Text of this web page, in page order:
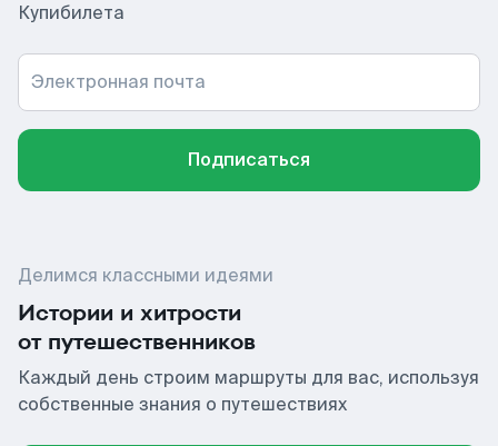
Купибилета
Электронная почта
Подписаться
Делимся классными идеями
Истории и хитрости
от путешественников
Каждый день строим маршруты для вас, используя
собственные знания о путешествиях